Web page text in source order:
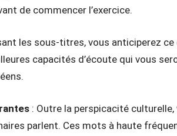
de commencer l’exercice.
les sous-titres, vous anticiperez
capacités d’écoute qui vous
: Outre la perspicacité
parlent. Ces mots à haute